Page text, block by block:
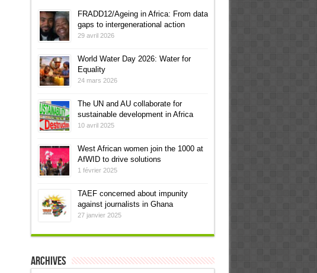
FRADD12/Ageing in Africa: From data
gaps to intergenerational action
29 avril 2026
World Water Day 2026: Water for
Equality
24 mars 2026
The UN and AU collaborate for
sustainable development in Africa
10 avril 2025
West African women join the 1000 at
AfWID to drive solutions
1 février 2025
TAEF concerned about impunity
against journalists in Ghana
27 janvier 2025
Archives